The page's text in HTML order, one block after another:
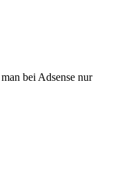
bei Adsense nur